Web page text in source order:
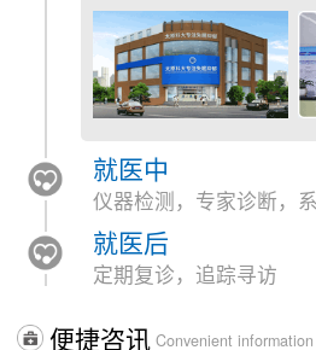
就医中
仪器检测，专家诊断，
就医后
定期复诊，追踪寻访
便捷咨讯 Convenient information